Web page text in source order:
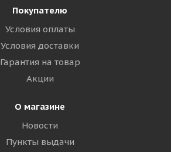
Покупателю
Условия оплаты
Условия доставки
Гарантия на товар
Акции
О магазине
Новости
Пункты выдачи